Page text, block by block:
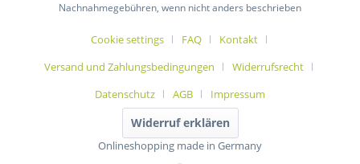
Nachnahmegebühren, wenn nicht anders beschrieben
Cookie settings FAQ
Kontakt
Versand und Zahlungsbedingungen
Widerrufsrecht
Datenschutz
AGB Impressum
Widerruf erklären
Onlineshopping made in Germany